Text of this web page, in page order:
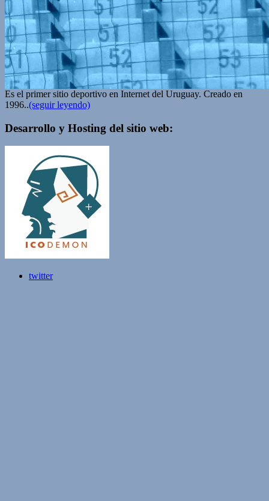
Es el primer sitio deportivo en Internet del Uruguay. Creado en
1996..(seguir leyendo)
Desarrollo y Hosting del sitio web:
twitter